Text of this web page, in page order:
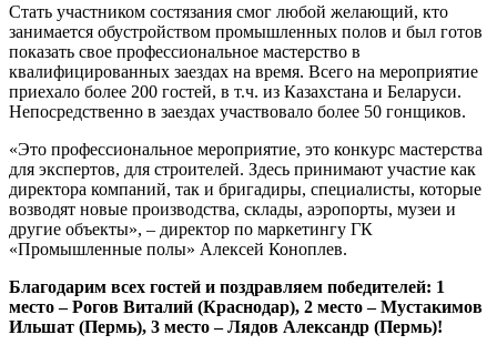
Стать участником состязания смог любой желающий, кто
занимается обустройством промышленных полов и был готов
показать свое профессиональное мастерство в
квалифицированных заездах на время. Всего на мероприятие
приехало более 200 гостей, в т.ч. из Казахстана и Беларуси.
Непосредственно в заездах участвовало более 50 гонщиков.
«Это профессиональное мероприятие, это конкурс мастерства
для экспертов, для строителей. Здесь принимают участие как
директора компаний, так и бригадиры, специалисты, которые
возводят новые производства, склады, аэропорты, музеи и
другие объекты», – директор по маркетингу ГК
«Промышленные полы» Алексей Коноплев.
Благодарим всех гостей и поздравляем победителей: 1
место – Рогов Виталий (Краснодар), 2 место – Мустакимов
Ильшат (Пермь), 3 место – Лядов Александр (Пермь)!